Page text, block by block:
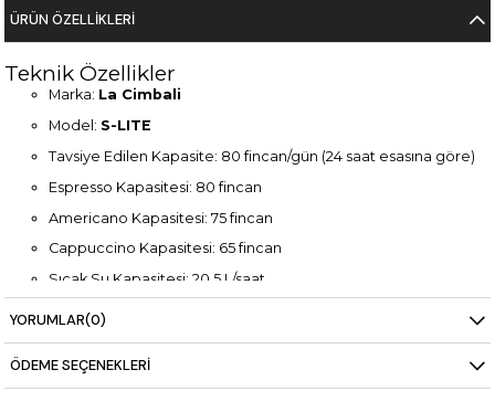
ÜRÜN ÖZELLIKLERI
Teknik Özellikler
Marka: La Cimbali
Model: S-LITE
Tavsiye Edilen Kapasite: 80 fincan/gün (24 saat esasına göre)
Espresso Kapasitesi: 80 fincan
Americano Kapasitesi: 75 fincan
Cappuccino Kapasitesi: 65 fincan
Sıcak Su Kapasitesi: 20,5 L/saat
Kahve Grubu: Seramik öğütücü kafası, 1 adet
Kahve Hazırlama Ünitesi Kapasitesi: 7-15 g
Atık Kapasitesi: 45 porsiyon (10 g/porsiyon)
YORUMLAR(0)
ÖDEME SEÇENEKLERI